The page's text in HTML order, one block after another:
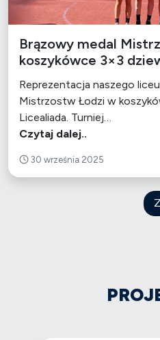
Brązowy medal
koszykówce 3×3
Reprezentacja naszego
Mistrzostw Łodzi w
Licealiada. Turniej…
Czytaj dalej..
30 września 2025